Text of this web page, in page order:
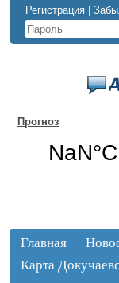
Регистрация |
Прогноз
Главная
Карта